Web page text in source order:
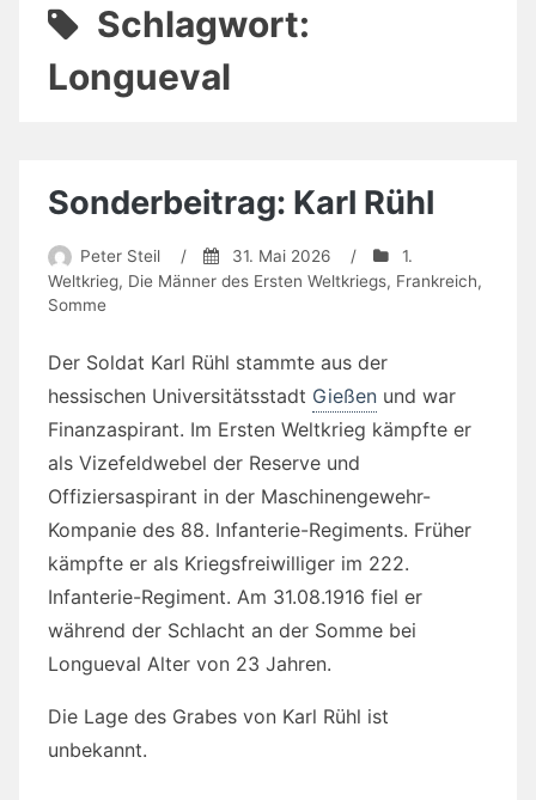
Schlagwort:
Longueval
Sonderbeitrag: Karl Rühl
Peter Steil / 31. Mai 2026 /
1.
Weltkrieg, Die Männer des Ersten Weltkriegs, Frankreich,
Somme
Der Soldat Karl Rühl stammte aus der
hessischen Universitätsstadt Gießen und war
Finanzaspirant. Im Ersten Weltkrieg kämpfte er
als Vizefeldwebel der Reserve und
Offiziersaspirant in der Maschinengewehr-
Kompanie des 88. Infanterie-Regiments. Früher
kämpfte er als Kriegsfreiwilliger im 222.
Infanterie-Regiment. Am 31.08.1916 fiel er
während der Schlacht an der Somme bei
Longueval Alter von 23 Jahren.
Die Lage des Grabes von Karl Rühl ist
unbekannt.